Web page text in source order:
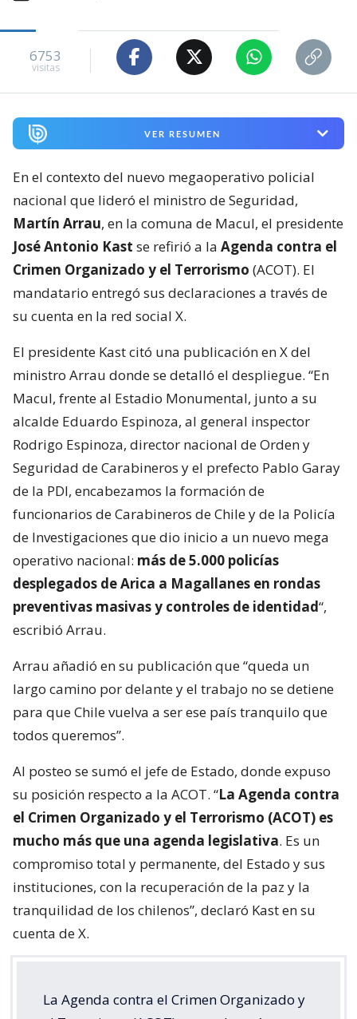
6753
visitas
VER RESUMEN
En el contexto del nuevo megaoperativo policial
nacional que lideró el ministro de Seguridad,
Martín Arrau, en la comuna de Macul, el presidente
José Antonio Kast se refirió a la Agenda contra el
Crimen Organizado y el Terrorismo (ACOT). El
mandatario entregó sus declaraciones a través de
su cuenta en la red social X.
El presidente Kast citó una publicación en X del
ministro Arrau donde se detalló el despliegue. “En
Macul, frente al Estadio Monumental, junto a su
alcalde Eduardo Espinoza, al general inspector
Rodrigo Espinoza, director nacional de Orden y
Seguridad de Carabineros y el prefecto Pablo Garay
de la PDI, encabezamos la formación de
funcionarios de Carabineros de Chile y de la Policía
de Investigaciones que dio inicio a un nuevo mega
operativo nacional: más de 5.000 policías
desplegados de Arica a Magallanes en rondas
preventivas masivas y controles de identidad“,
escribió Arrau.
Arrau añadió en su publicación que “queda un
largo camino por delante y el trabajo no se detiene
para que Chile vuelva a ser ese país tranquilo que
todos queremos”.
Al posteo se sumó el jefe de Estado, donde expuso
su posición respecto a la ACOT. “La Agenda contra
el Crimen Organizado y el Terrorismo (ACOT) es
mucho más que una agenda legislativa. Es un
compromiso total y permanente, del Estado y sus
instituciones, con la recuperación de la paz y la
tranquilidad de los chilenos”, declaró Kast en su
cuenta de X.
La Agenda contra el Crimen Organizado y